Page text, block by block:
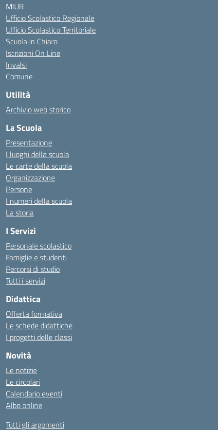
MIUR
Ufficio Scolastico Regionale
Ufficio Scolastico Territoriale
Scuola in Chiaro
Iscrizioni On Line
Invalsi
Comune
Utilità
Archivio web storico
La Scuola
Presentazione
I luoghi della scuola
Le carte della scuola
Organizzazione
Persone
I numeri della scuola
La storia
I Servizi
Personale scolastico
Famiglie e studenti
Percorsi di studio
Tutti i servizi
Didattica
Offerta formativa
Le schede didattiche
I progetti delle classi
Novità
Le notizie
Le circolari
Calendario eventi
Albo online
Tutti gli argomenti